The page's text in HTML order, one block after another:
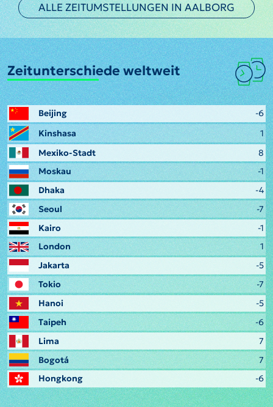
ALLE ZEITUMSTELLUNGEN IN AALBORG
Zeitunterschiede weltweit
Beijing
-6
Kinshasa
1
Mexiko-Stadt
8
Moskau
-1
Dhaka
-4
Seoul
-7
Kairo
-1
London
1
Jakarta
-5
Tokio
-7
Hanoi
-5
Taipeh
-6
Lima
7
Bogotá
7
Hongkong
-6